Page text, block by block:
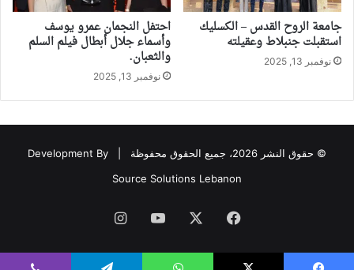
جامعة الروح القدس – الكسليك
استقبلت جنبلاط وعقيلته
نوفمبر 13, 2025
احتفل النجمان عمرو يوسف
وأسماء جلال أبطال فيلم السلم
والثعبان.
نوفمبر 13, 2025
© حقوق النشر 2026، جميع الحقوق محفوظة |
Development By
Source Solutions Lebanon
فيسبوك ‫YouTubeانستقرام